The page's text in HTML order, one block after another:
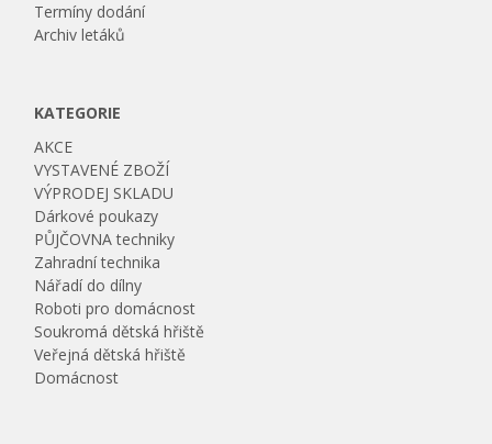
Termíny dodání
Archiv letáků
KATEGORIE
AKCE
VYSTAVENÉ ZBOŽÍ
VÝPRODEJ SKLADU
Dárkové poukazy
PŮJČOVNA techniky
Zahradní technika
Nářadí do dílny
Roboti pro domácnost
Soukromá dětská hřiště
Veřejná dětská hřiště
Domácnost